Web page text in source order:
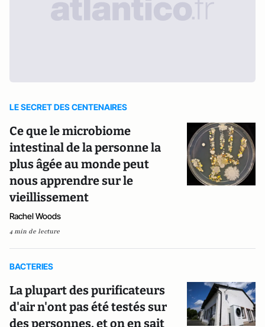
LE SECRET DES CENTENAIRES
Ce que le microbiome
intestinal de la personne la
plus âgée au monde peut
nous apprendre sur le
vieillissement
Rachel Woods
4 min de lecture
BACTERIES
La plupart des purificateurs
d'air n'ont pas été testés sur
des personnes, et on en sait